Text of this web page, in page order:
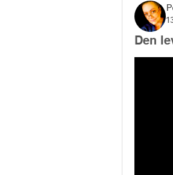
Den